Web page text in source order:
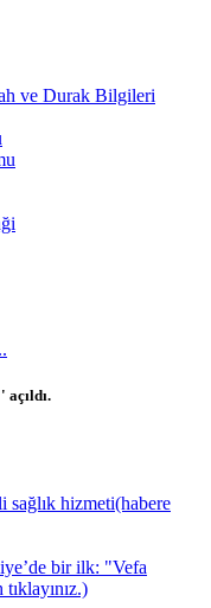
ve Durak Bilgileri
sağlık hizmeti(habere
bir ilk: "Vefa